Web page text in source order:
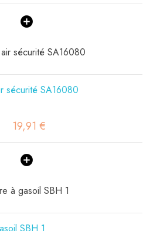
sécurité SA16080
19,91 €
à gasoil SBH 1